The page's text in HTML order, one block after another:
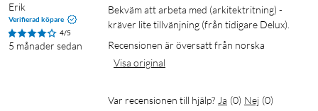
Obs! Funktionaliteten för sidoknappar kan variera
beroende på operativsystem.
Erik
Verifierad köpare
4/5
5 månader sedan
Bekväm att arbeta med (arkitektritning) -
kräver lite tillvänjning (från tidigare Delux).
Recensionen är översatt från norska
Visa original
Var recensionen till hjälp? Ja (0) Nej (0)